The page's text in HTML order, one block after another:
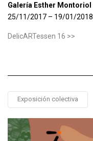
Galería Esther Montoriol
25/11/2017 – 19/01/2018
DelicARTessen 16 >>
Exposición colectiva